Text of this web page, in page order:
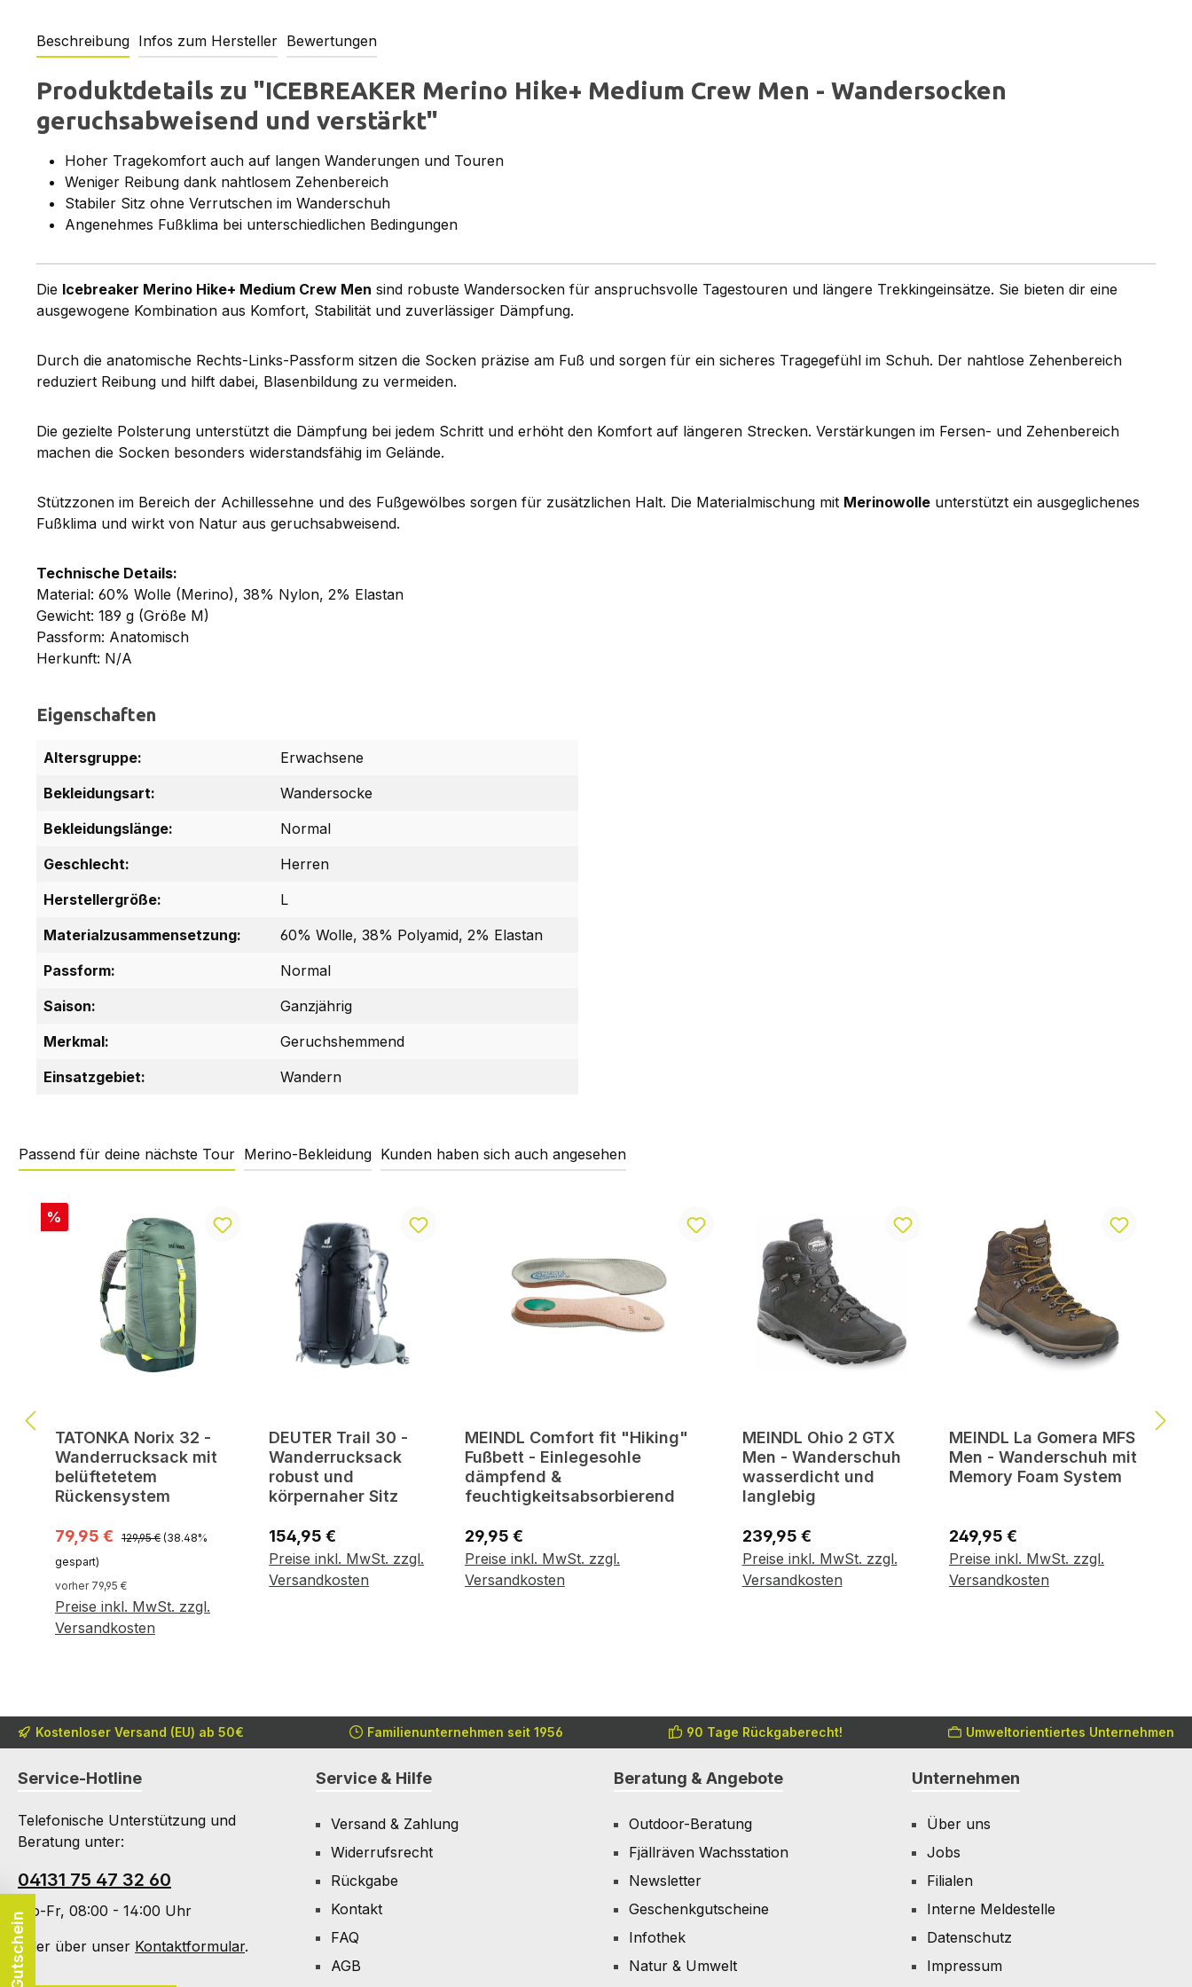
Beschreibung Infos zum Hersteller Bewertungen
Produktdetails zu "ICEBREAKER Merino Hike+ Medium Crew Men - Wandersocken
geruchsabweisend und verstärkt"
Hoher Tragekomfort auch auf langen Wanderungen und Touren
Weniger Reibung dank nahtlosem Zehenbereich
Stabiler Sitz ohne Verrutschen im Wanderschuh
Angenehmes Fußklima bei unterschiedlichen Bedingungen
Die Icebreaker Merino Hike+ Medium Crew Men sind robuste Wandersocken für anspruchsvolle Tagestouren und längere Trekkingeinsätze. Sie bieten dir eine
ausgewogene Kombination aus Komfort, Stabilität und zuverlässiger Dämpfung.
Durch die anatomische Rechts-Links-Passform sitzen die Socken präzise am Fuß und sorgen für ein sicheres Tragegefühl im Schuh. Der nahtlose Zehenbereich
reduziert Reibung und hilft dabei, Blasenbildung zu vermeiden.
Die gezielte Polsterung unterstützt die Dämpfung bei jedem Schritt und erhöht den Komfort auf längeren Strecken. Verstärkungen im Fersen- und Zehenbereich
machen die Socken besonders widerstandsfähig im Gelände.
Stützzonen im Bereich der Achillessehne und des Fußgewölbes sorgen für zusätzlichen Halt. Die Materialmischung mit Merinowolle unterstützt ein ausgeglichenes
Fußklima und wirkt von Natur aus geruchsabweisend.
Technische Details:
Material: 60% Wolle (Merino), 38% Nylon, 2% Elastan
Gewicht: 189 g (Größe M)
Passform: Anatomisch
Herkunft: N/A
Eigenschaften
Altersgruppe:
Erwachsene
Bekleidungsart:
Wandersocke
Bekleidungslänge:
Normal
Geschlecht:
Herren
Herstellergröße:
L
Materialzusammensetzung:
60% Wolle, 38% Polyamid, 2% Elastan
Passform:
Normal
Saison:
Ganzjährig
Merkmal:
Geruchshemmend
Einsatzgebiet:
Wandern
Passend für deine nächste Tour Merino-Bekleidung Kunden haben sich auch angesehen
Rabatt
%
TATONKA Norix 32 -
Wanderrucksack mit
belüftetetem
Rückensystem
Verkaufspreis:
79,95 € Regulärer Preis:
129,95 € (38.48%
gespart)
vorher 79,95 €
Preise inkl. MwSt. zzgl.
Versandkosten
Variante wählen
DEUTER Trail 30 -
Wanderrucksack
robust und
körpernaher Sitz
Regulärer Preis:
154,95 €
Preise inkl. MwSt. zzgl.
Versandkosten
Variante wählen
MEINDL Comfort fit "Hiking"
Fußbett - Einlegesohle
dämpfend &
feuchtigkeitsabsorbierend
Regulärer Preis:
29,95 €
Preise inkl. MwSt. zzgl.
VersandkostenVariante wählen
MEINDL Ohio 2 GTX
Men - Wanderschuh
wasserdicht und
langlebig
Regulärer Preis:
239,95 €
Preise inkl. MwSt. zzgl.
Versandkosten
Variante wählen
MEINDL La Gomera MFS
Men - Wanderschuh mit
Memory Foam System
Regulärer Preis:
249,95 €
Preise inkl. MwSt. zzgl.
Versandkosten
Variante wählen
Kostenloser Versand (EU) ab 50€ Familienunternehmen seit 1956 90 Tage Rückgaberecht! Umweltorientiertes Unternehmen
Service-Hotline
Telefonische Unterstützung und
Beratung unter:
04131 75 47 32 60
Mo-Fr, 08:00 - 14:00 Uhr
Oder über unser Kontaktformular.
Service & Hilfe
Versand & Zahlung
Widerrufsrecht
Rückgabe
Kontakt
FAQ
AGB
Beratung & Angebote
Outdoor-Beratung
Fjällräven Wachsstation
Newsletter
Geschenkgutscheine
Infothek
Natur & Umwelt
Unternehmen
Über uns
Jobs
Filialen
Interne Meldestelle
Datenschutz
Impressum